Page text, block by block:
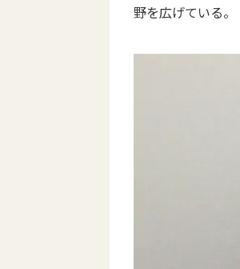
野を広げている。